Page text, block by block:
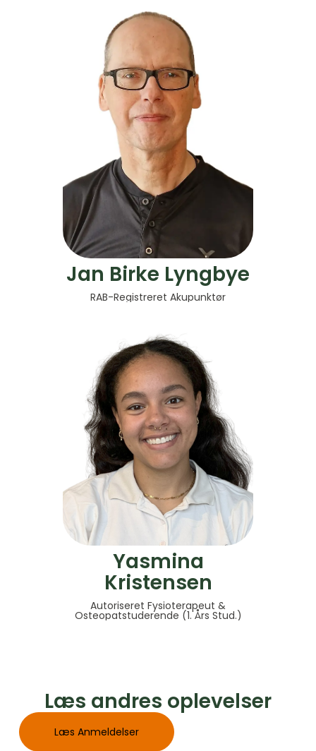
Jan Birke Lyngbye
RAB-Registreret Akupunktør
Yasmina
Kristensen
Autoriseret Fysioterapeut &
Osteopatstuderende (1. Års Stud.)
Læs andres oplevelser
Læs Anmeldelser